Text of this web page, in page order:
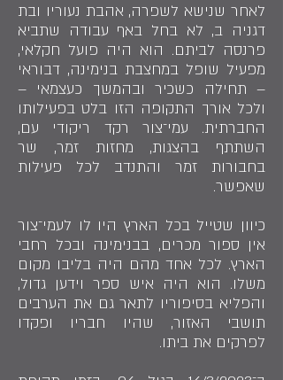
לאחר שנישא לשפרה, אהבת נעוריו ובת
דגניה ב, לא בחל באף עבודה שתביא
פרנסה לביתם. הוא היה פועל חקלאי,
מפעיל שופל במחצבת בנימינה, דבוראי
– תחילה כשכיר ובהמשך כעצמאי –
ולכל אורך התקופה הזו בלט בפעילותו
החברתית. עמי־צור רקד ריקודי עם,
השתתף בהצגות, מחזות זמר, שר
בחבורות זמר והתנדב לכל פעילות
שאפשר.
כיוון שטייל בכל הארץ היו לו לעמי־צור
אין ספור מכרים, בבנימינה ובכל רחבי
הארץ. לכל אחד מהם היה בליבו מקום
משלו. הוא היה איש ספר וידען גדול,
והפליא בסיפוריו לתאר גם את הערבים
תושבי האזור, שהיו חבריו ופקדו
לפרקים את ביתו.